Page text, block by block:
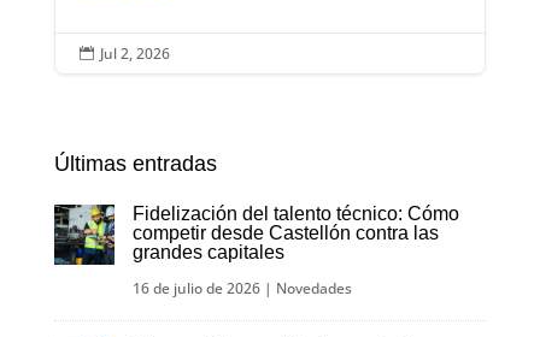
 Jul 2, 2026
Últimas entradas
Fidelización del talento técnico: Cómo
competir desde Castellón contra las
grandes capitales
16 de julio de 2026| Novedades